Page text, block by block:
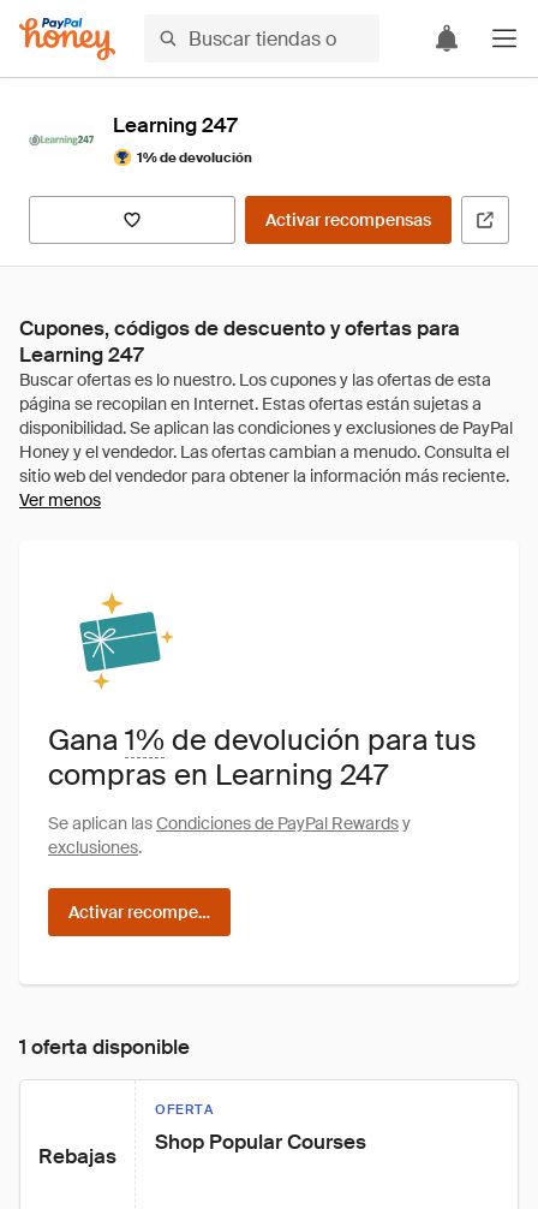
Learning 247
1% de devolución
Activar recompensas
Cupones, códigos de descuento y ofertas para
Learning 247
Ver menos
Gana1% de devolución para tus
compras en Learning 247
Se aplican lasCondiciones de PayPal Rewardsy
exclusiones.
Activar recompensas
1 oferta disponible
Rebajas
OFERTA
Shop Popular Courses